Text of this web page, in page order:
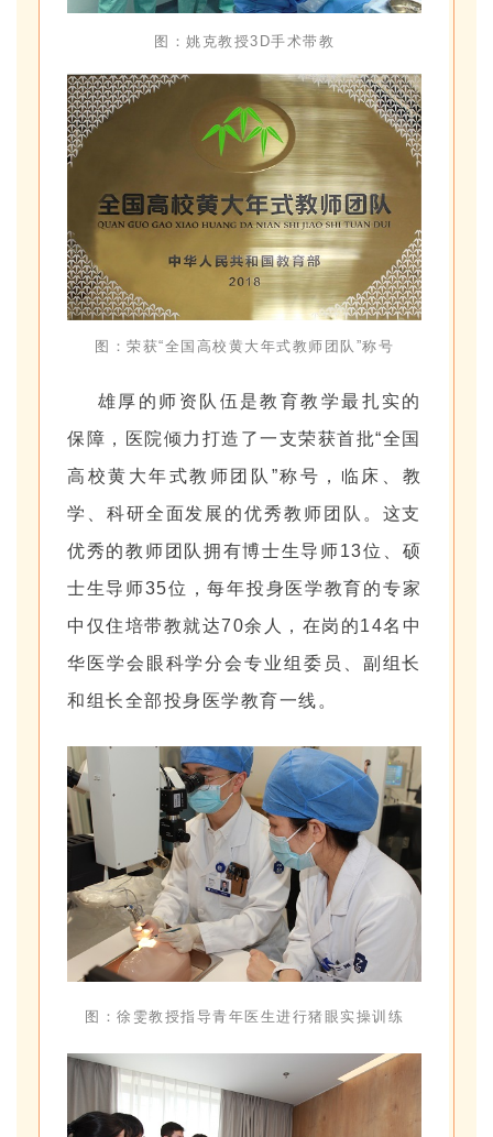
图：姚克教授3D手术带教
图：荣获“全国高校黄大年式教师团队”称号
雄厚的师资队伍是教育教学最扎实的
保障，医院倾力打造了一支荣获首批“全国
高校黄大年式教师团队”称号，临床、教
学、科研全面发展的优秀教师团队。这支
优秀的教师团队拥有博士生导师13位、硕
士生导师35位，每年投身医学教育的专家
中仅住培带教就达70余人，在岗的14名中
华医学会眼科学分会专业组委员、副组长
和组长全部投身医学教育一线。
图：徐雯教授指导青年医生进行猪眼实操训练